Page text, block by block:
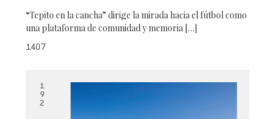
“Tepito en la cancha” dirige la mirada hacia el fútbol como
una plataforma de comunidad y memoria […]
1407
1
9
2